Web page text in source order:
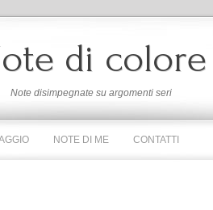
di colore
Note disimpegnate su argomenti seri
NOTE DI ME CONTATTI